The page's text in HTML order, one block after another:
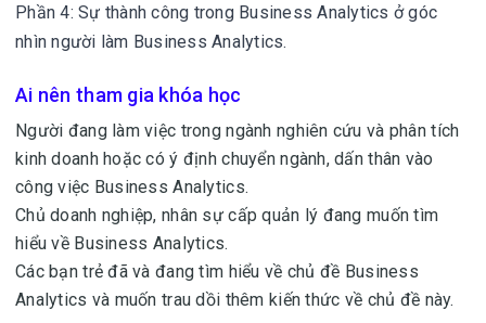
Phần 4: Sự thành công trong Business Analytics ở góc
nhìn người làm Business Analytics.
Ai nên tham gia khóa học
Người đang làm việc trong ngành nghiên cứu và phân tích
kinh doanh hoặc có ý định chuyển ngành, dấn thân vào
công việc Business Analytics.
Chủ doanh nghiệp, nhân sự cấp quản lý đang muốn tìm
hiểu về Business Analytics.
Các bạn trẻ đã và đang tìm hiểu về chủ đề Business
Analytics và muốn trau dồi thêm kiến thức về chủ đề này.